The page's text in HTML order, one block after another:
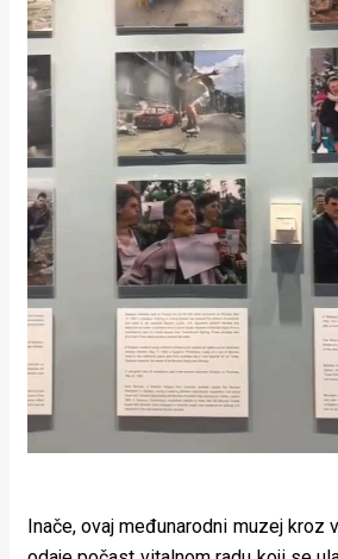
Inače, ovaj međunarodni muzej kroz